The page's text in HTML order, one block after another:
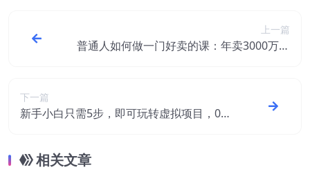
上一篇
普通人如何做一门好卖的课：年卖3000万背
下一篇
新手小白只需5步，即可玩转虚拟项目，0成
相关文章